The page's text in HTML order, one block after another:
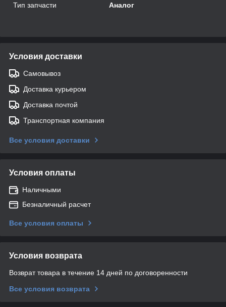
Тип запчасти
Аналог
Условия доставки
Самовывоз
Доставка курьером
Доставка почтой
Транспортная компания
Все условия доставки
Условия оплаты
Наличными
Безналичный расчет
Все условия оплаты
Условия возврата
Возврат товара в течение 14 дней по договоренности
Все условия возврата